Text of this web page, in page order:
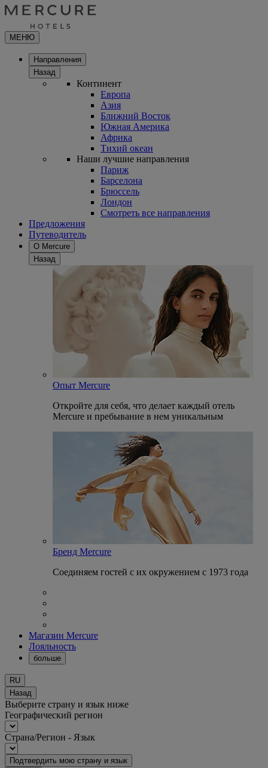
МЕНЮ
Направления
Назад
Континент
Европа
Азия
Ближний Восток
Южная Америка
Африка
Тихий океан
Наши лучшие направления
Париж
Барселона
Брюссель
Лондон
Смотреть все направления
Предложения
Путеводитель
О Mercure
Назад
Опыт Mercure
Откройте для себя, что делает каждый отель
Mercure и пребывание в нем уникальным
Бренд Mercure
Соединяем гостей с их окружением с 1973 года
Магазин Mercure
Лояльность
больше
RU
Назад
Выберите страну и язык ниже
Географический регион
Страна/Регион - Язык
Подтвердить мою страну и язык